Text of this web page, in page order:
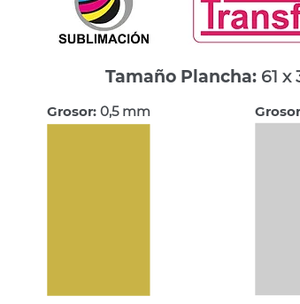
Tamaño Plancha:61 x
Grosor: 0,5 mm